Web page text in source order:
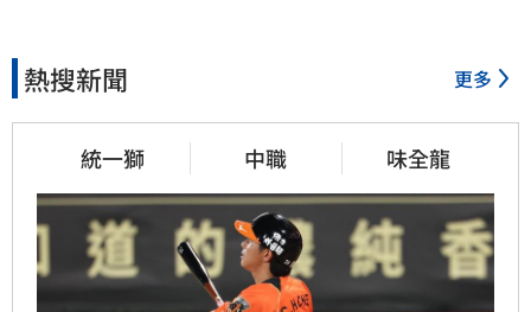
熱搜新聞 更多
統一獅 中職 味全龍